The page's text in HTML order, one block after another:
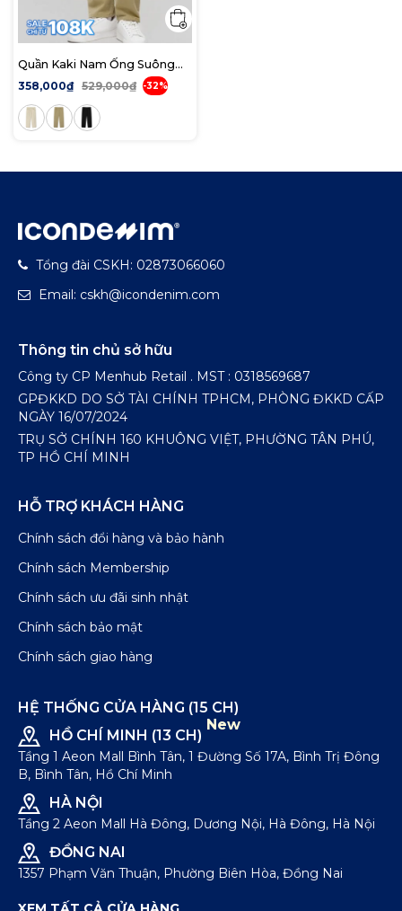
Quần Kaki Nam Ống Suông
DualPocket Edge Form
Straight
358,000₫ 529,000₫ -32%
Tổng đài CSKH: 02873066060
Email: cskh@icondenim.com
Thông tin chủ sở hữu
Công ty CP Menhub Retail . MST : 0318569687
GPĐKKD DO SỞ TÀI CHÍNH TPHCM, PHÒNG ĐKKD CẤP
NGÀY 16/07/2024
TRỤ SỞ CHÍNH 160 KHUÔNG VIỆT, PHƯỜNG TÂN PHÚ,
TP HỒ CHÍ MINH
HỖ TRỢ KHÁCH HÀNG
Chính sách đổi hàng và bảo hành
Chính sách Membership
Chính sách ưu đãi sinh nhật
Chính sách bảo mật
Chính sách giao hàng
HỆ THỐNG CỬA HÀNG (15 CH)
HỒ CHÍ MINH (13 CH)
New
Tầng 1 Aeon Mall Bình Tân, 1 Đường Số 17A, Bình Trị Đông
B, Bình Tân, Hồ Chí Minh
HÀ NỘI
Tầng 2 Aeon Mall Hà Đông, Dương Nội, Hà Đông, Hà Nội
ĐỒNG NAI
1357 Phạm Văn Thuận, Phường Biên Hòa, Đồng Nai